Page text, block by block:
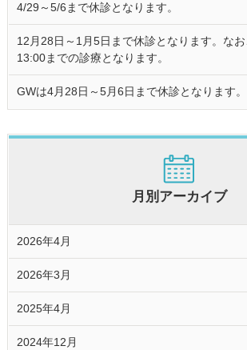
4/29～5/6まで休診となります。
12月28日～1月5日まで休診となります。なお
13:00までの診療となります。
GWは4月28日～5月6日まで休診となります。
月別アーカイブ
2026年4月
2026年3月
2025年4月
2024年12月